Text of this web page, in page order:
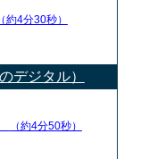
（約4分30秒）
デジタル）
（約4分50秒）